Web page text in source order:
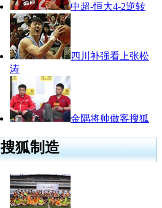
中超-恒大4-2逆转
四川补强看上张松
涛
金隅将帅做客搜狐
搜狐制造